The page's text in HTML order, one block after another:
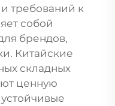
требований к
собой
брендов,
Китайские
складных
ценную